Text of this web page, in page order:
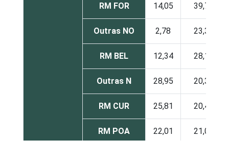
RM FOR 14,05 39,79
Outras NO 2,78 23,30
RM BEL 12,34 28,16
Outras N 28,95 20,33
RM CUR 25,81 20,43
RM POA 22,01 21,01